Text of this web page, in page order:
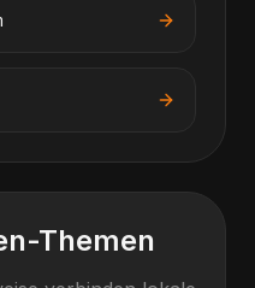
Themen